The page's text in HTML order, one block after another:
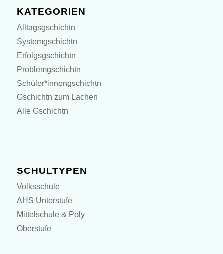
KATEGORIEN
Alltagsgschichtn
Systemgschichtn
Erfolgsgschichtn
Problemgschichtn
Schüler*innengschichtn
Gschichtn zum Lachen
Alle Gschichtn
SCHULTYPEN
Volksschule
AHS Unterstufe
Mittelschule & Poly
Oberstufe